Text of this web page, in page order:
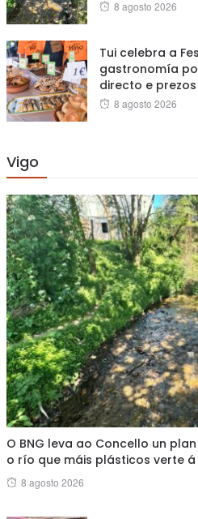
Posted
8 agosto 2026
Tui celebra a
gastronomía
directo e
Posted
8 agosto 2026
Vigo
O BNG leva ao Concello un
o río que máis plásticos verte
Posted
8 agosto 2026